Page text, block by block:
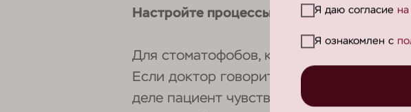
Настройте процессы так, чтобы это
Для стоматофобов, как и для аэрофобов,
Если доктор говорит: «Сейчас мы будем
деле пациент чувствует, как ему
Я даю согласие
Я ознакомлен с